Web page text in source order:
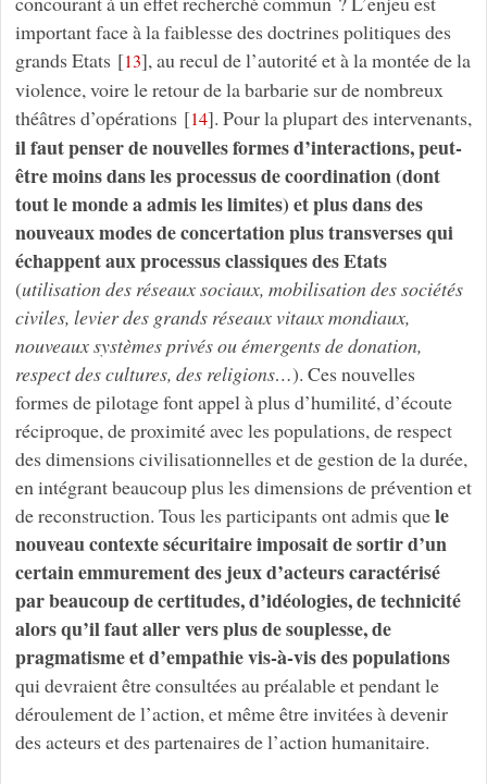
important face à la faiblesse des doctrines politiques des
grands Etats [13], au recul de l’autorité et à la montée de la
violence, voire le retour de la barbarie sur de nombreux
théâtres d’opérations [14]. Pour la plupart des intervenants,
il faut penser de nouvelles formes d’interactions, peut-
être moins dans les processus de coordination (dont
tout le monde a admis les limites) et plus dans des
nouveaux modes de concertationplus transverses qui
échappent aux processus classiques des Etats
(utilisation des réseaux sociaux, mobilisation des sociétés
civiles, levier des grands réseaux vitaux mondiaux,
nouveaux systèmes privés ou émergents de donation,
respect des cultures, des religions…). Ces nouvelles
formes de pilotage font appel à plus d’humilité, d’écoute
réciproque, de proximité avec les populations, de respect
des dimensions civilisationnelles et de gestion de la durée,
en intégrant beaucoup plus les dimensions de prévention et
de reconstruction. Tous les participants ont admis quele
nouveau contexte sécuritaire imposait de sortir d’un
certain emmurement des jeux d’acteurs caractérisé
par beaucoup de certitudes, d’idéologies, de technicité
alors qu’il faut aller vers plus de souplesse, de
pragmatisme et d’empathie vis-à-vis des populations
qui devraient être consultées au préalable et pendant le
déroulement de l’action, et même être invitées à devenir
des acteurs et des partenaires de l’action humanitaire.